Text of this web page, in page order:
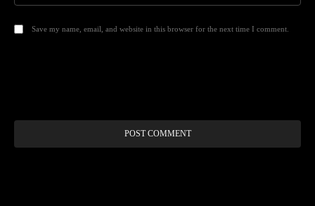
Save my name, email, and website in this browser for the next time I comment.